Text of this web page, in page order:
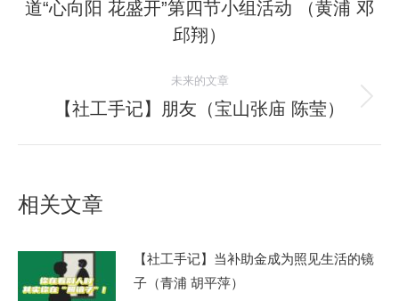
导
历
史
文
章：
道“心向阳 花盛开”第四节小组活动 （黄浦 邓
邱翔）
未来的文章
未
【社工手记】朋友（宝山张庙 陈莹）
相关文章
【社工手记】当补助金成为照见生活的镜
子（青浦 胡平萍）